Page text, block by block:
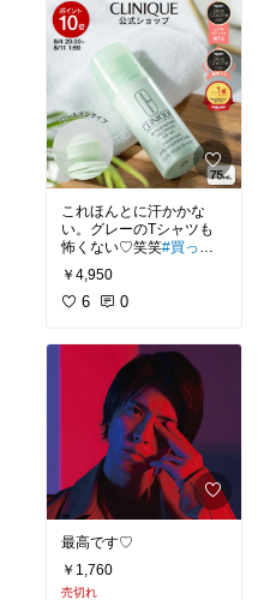
これほんとに汗かかな
い。グレーのTシャツも
怖くない♡笑笑#買って
よかった
￥4,950
6 0
最高です♡
￥1,760
売切れ